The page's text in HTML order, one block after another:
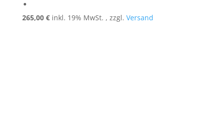
265,00 €inkl. 19% MwSt. , zzgl. Versand